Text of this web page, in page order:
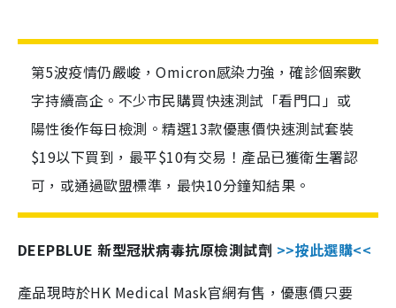
第5波疫情仍嚴峻，Omicron感染力強，確診個案數
字持續高企。不少市民購買快速測試「看門口」或
陽性後作每日檢測。精選13款優惠價快速測試套裝
$19以下買到，最平$10有交易！產品已獲衛生署認
可，或通過歐盟標準，最快10分鐘知結果。
DEEPBLUE 新型冠狀病毒抗原檢測試劑 >>按此選購<<
產品現時於HK Medical Mask官網有售，優惠價只要